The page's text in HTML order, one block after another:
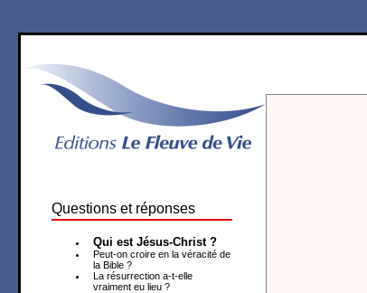
Questions et réponses
Qui est Jésus-Christ ?
Peut-on croire en la véracité de
la Bible ?
La résurrection a-t-elle
vraiment eu lieu ?